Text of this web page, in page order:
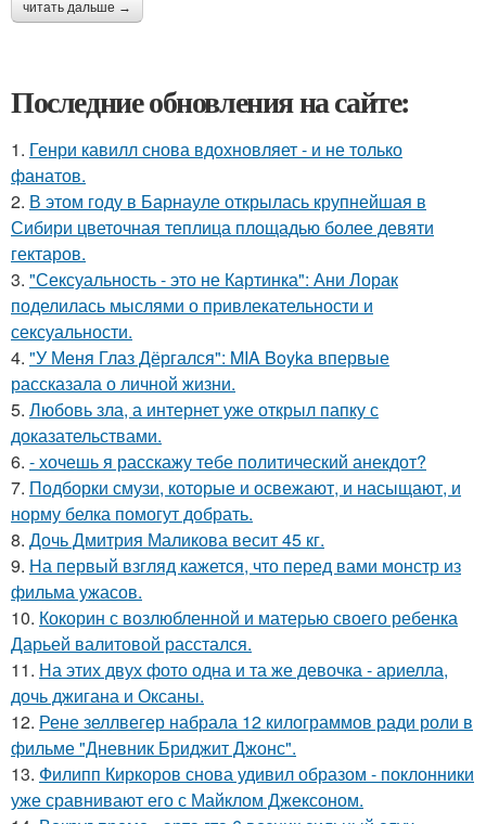
читать дальше →
Последние обновления на сайте:
1. Генри кавилл снова вдохновляет - и не только
фанатов.
2. В этом году в Барнауле открылась крупнейшая в
Сибири цветочная теплица площадью более девяти
гектаров.
3. "Сексуальность - это не Картинка": Ани Лорак
поделилась мыслями о привлекательности и
сексуальности.
4. "У Меня Глаз Дёргался": MIA Boyka впервые
рассказала о личной жизни.
5. Любовь зла, а интернет уже открыл папку с
доказательствами.
6. - хочешь я расскажу тебе политический анекдот?
7. Подборки смузи, которые и освежают, и насыщают, и
норму белка помогут добрать.
8. Дочь Дмитрия Маликова весит 45 кг.
9. На первый взгляд кажется, что перед вами монстр из
фильма ужасов.
10. Кокорин с возлюбленной и матерью своего ребенка
Дарьей валитовой расстался.
11. На этих двух фото одна и та же девочка - ариелла,
дочь джигана и Оксаны.
12. Рене зеллвегер набрала 12 килограммов ради роли в
фильме "Дневник Бриджит Джонс".
13. Филипп Киркоров снова удивил образом - поклонники
уже сравнивают его с Майклом Джексоном.